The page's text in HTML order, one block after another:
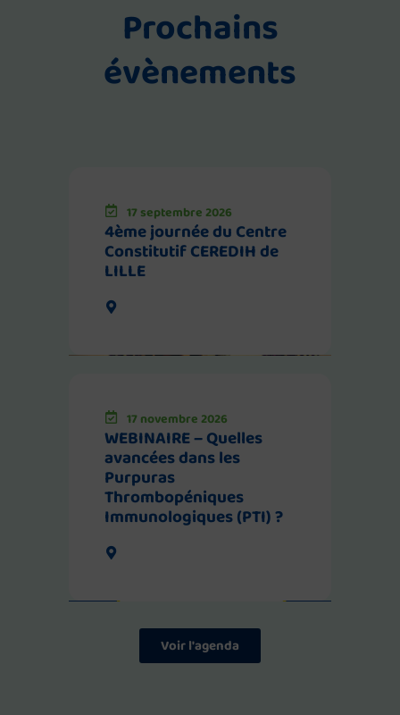
Prochains
évènements
17 septembre 2026
4ème journée du Centre
Constitutif CEREDIH de
LILLE
17 novembre 2026
WEBINAIRE – Quelles
avancées dans les
Purpuras
Thrombopéniques
Immunologiques (PTI) ?
Voir l'agenda